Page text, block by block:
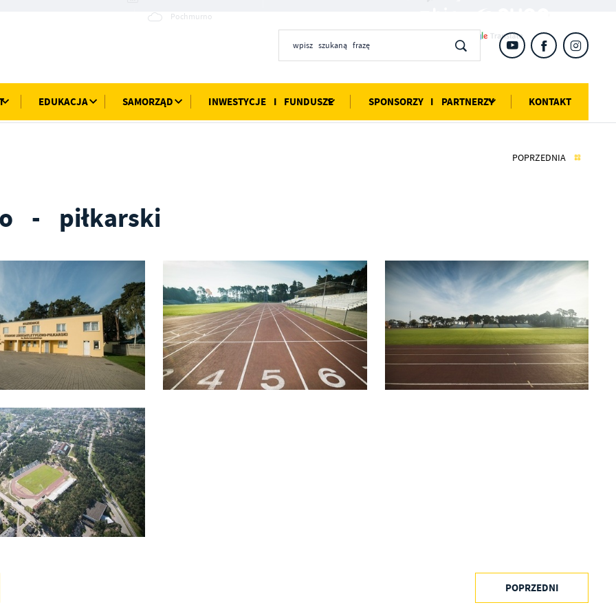
Pochmurno
EDUKACJA SAMORZĄD INWESTYCJE I FUNDUSZE SPONSORZY I PARTNERZY KONTAKT
POPRZEDNIA
- piłkarski
POPRZEDNI
Twoją prywatność. Możesz zmienić ustawienia cookies lub zaakceptować